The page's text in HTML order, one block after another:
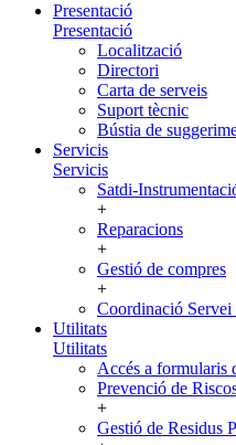
Presentació
Presentació
Localització
Directori
Carta de serveis
Suport tècnic
Bústia de
Servicis
Servicis
Satdi-
+
Reparacions
+
Gestió de compres
+
Coordinació Servei
Utilitats
Utilitats
Accés a formularis
Prevenció de
+
Gestió de Residus